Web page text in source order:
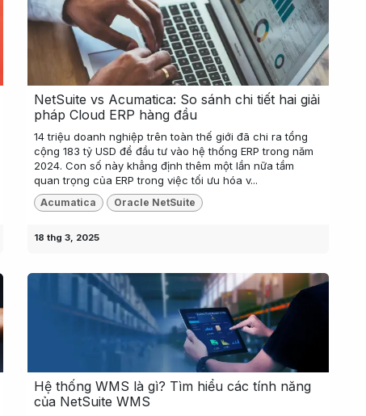
NetSuite vs Acumatica: So sánh chi tiết hai giải
pháp Cloud ERP hàng đầu
14 triệu doanh nghiệp trên toàn thế giới đã chi ra tổng
cộng 183 tỷ USD để đầu tư vào hệ thống ERP trong năm
2024. Con số này khẳng định thêm một lần nữa tầm
quan trọng của ERP trong việc tối ưu hóa v...
Acumatica Oracle NetSuite
18 thg 3, 2025
Hệ thống WMS là gì? Tìm hiểu các tính năng
của NetSuite WMS